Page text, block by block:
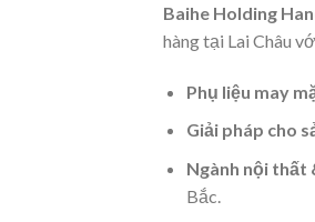
Baihe Holding
hàng tại Lai Châu
Phụ liệu may
Giải pháp cho
Ngành nội thất
Bắc.